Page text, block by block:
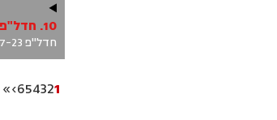
10. חדל"פ 15949-07-23 מגיס נ' ממונה על חדלות פירעון – מחוז חיפה והצפון ואח'
חדל"פ 15949-07-23 פסק דין
1
2
3
4
5
6
›
»